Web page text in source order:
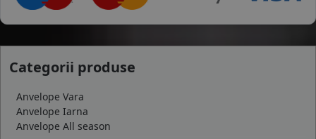
Categorii produse
Anvelope Vara
Anvelope Iarna
Anvelope All season